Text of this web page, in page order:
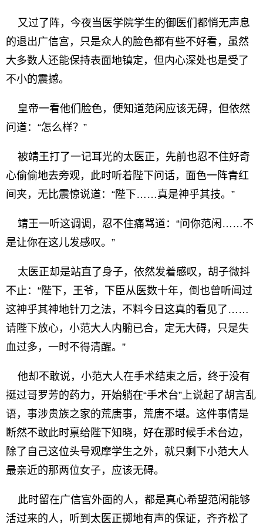
又过了阵，今夜当医学院学生的御医们都悄无声息
的退出广信宫，只是众人的脸色都有些不好看，虽然
大多数人还能保持表面地镇定，但内心深处也是受了
不小的震撼。
皇帝一看他们脸色，便知道范闲应该无碍，但依然
问道：“怎么样？”
被靖王打了一记耳光的太医正，先前也忍不住好奇
心偷偷地去旁观，此时听着陛下问话，面色一阵青红
间夹，无比震惊说道：“陛下……真是神乎其技。”
靖王一听这调调，忍不住痛骂道：“问你范闲……不
是让你在这儿发感叹。”
太医正却是站直了身子，依然发着感叹，胡子微抖
不止：“陛下，王爷，下臣从医数十年，倒也曾听闻过
这神乎其神地针刀之法，不料今日这真的看见了……
请陛下放心，小范大人内腑已合，定无大碍，只是失
血过多，一时不得清醒。”
他却不敢说，小范大人在手术结束之后，终于没有
挺过哥罗芳的药力，开始躺在“手术台”上说起了胡言乱
语，事涉贵族之家的荒唐事，荒唐不堪。这件事情是
断然不敢此时禀给陛下知晓，好在那时候手术台边，
除了自己这位头号观摩学生之外，就只剩下小范大人
最亲近的那两位女子，应该无碍。
此时留在广信宫外面的人，都是真心希望范闲能够
活过来的人，听到太医正掷地有声的保证，齐齐松了